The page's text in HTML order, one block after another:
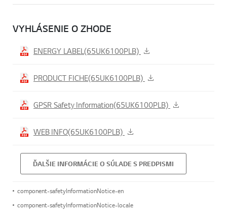
VYHLÁSENIE O ZHODE
ENERGY LABEL(65UK6100PLB)
PRODUCT FICHE(65UK6100PLB)
GPSR Safety Information(65UK6100PLB)
WEB INFO(65UK6100PLB)
ĎALŠIE INFORMÁCIE O SÚLADE S PREDPISMI
component-safetyInformationNotice-en
component-safetyInformationNotice-locale